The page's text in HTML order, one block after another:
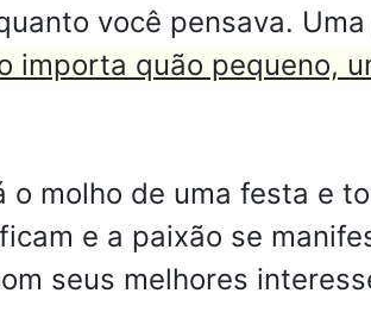
você pensava.
importa quão pequeno,
molho de uma festa e
e a paixão se
seus melhores